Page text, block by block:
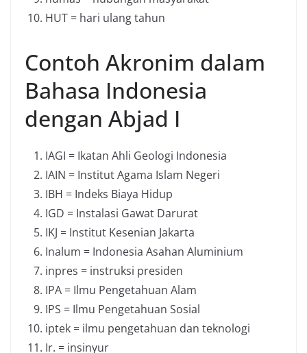
HUT = hari ulang tahun
Contoh Akronim dalam
Bahasa Indonesia
dengan Abjad I
IAGI = Ikatan Ahli Geologi Indonesia
IAIN = Institut Agama Islam Negeri
IBH = Indeks Biaya Hidup
IGD = Instalasi Gawat Darurat
IKJ = Institut Kesenian Jakarta
Inalum = Indonesia Asahan Aluminium
inpres = instruksi presiden
IPA = Ilmu Pengetahuan Alam
IPS = Ilmu Pengetahuan Sosial
iptek = ilmu pengetahuan dan teknologi
Ir. = insinyur